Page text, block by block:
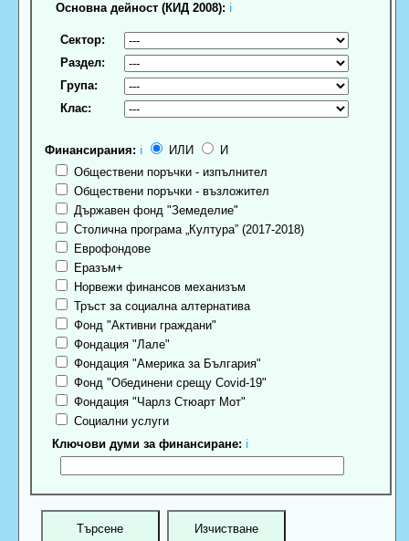
Основна дейност (КИД 2008): ℹ
Сектор:
Раздел:
Група:
Клас:
Финансирания: ℹ ИЛИ
И
Обществени поръчки - изпълнител
Обществени поръчки - възложител
Държавен фонд "Земеделие"
Столична програма „Култура” (2017-2018)
Еврофондове
Еразъм+
Норвежи финансов механизъм
Тръст за социална алтернатива
Фонд "Активни граждани"
Фондация "Лале"
Фондация "Америка за България"
Фонд "Обединени срещу Covid-19"
Фондация "Чарлз Стюарт Мот"
Социални услуги
Ключови думи за финансиране: ℹ